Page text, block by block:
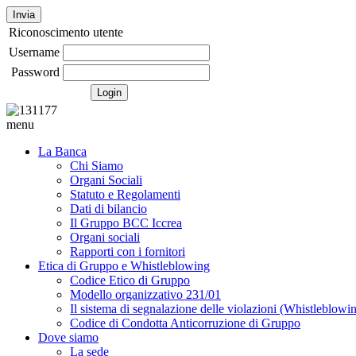
Invia
Riconoscimento utente
Username
Password
menu
La Banca
Chi Siamo
Organi Sociali
Statuto e Regolamenti
Dati di bilancio
Il Gruppo BCC Iccrea
Organi sociali
Rapporti con i fornitori
Etica di Gruppo e Whistleblowing
Codice Etico di Gruppo
Modello organizzativo 231/01
Il sistema di segnalazione delle violazioni
Codice di Condotta Anticorruzione di Gruppo
Dove siamo
La sede